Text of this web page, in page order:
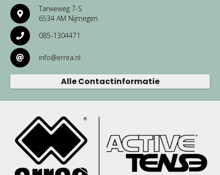
Tarweweg 7-S
6534 AM Nijmegen
085-1304471
info@errea.nl
Alle Contactinformatie